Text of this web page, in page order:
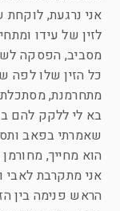
אני נרגעת,
לזין של עידו
מסביב, הפסקה
כל הזין שלו לפה
מתחרמנת, מסתכלת
בא לי ללקק להם
שאמרתי בפאב
הוא מחייך,
אני מתקרבת לאבי
הראש פנימה בין